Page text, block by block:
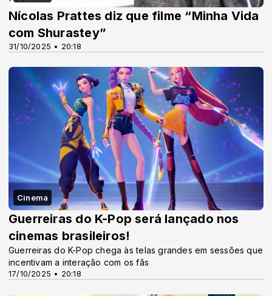
31/10/2025 • 20:18
Nícolas Prattes diz que filme “Minha Vida
com Shurastey”
Cinema
17/10/2025 • 20:18
Guerreiras do K-Pop será lançado nos
cinemas brasileiros!
Guerreiras do K-Pop chega às telas grandes em sessões que
incentivam a interação com os fãs